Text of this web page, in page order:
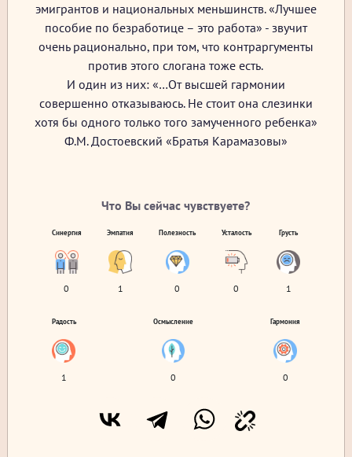
эмигрантов и национальных меньшинств. «Лучшее
пособие по безработице – это работа» - звучит
очень рационально, при том, что контраргументы
против этого слогана тоже есть.
И один из них: «…От высшей гармонии
совершенно отказываюсь. Не стоит она слезинки
хотя бы одного только того замученного ребенка»
Ф.М. Достоевский «Братья Карамазовы»
Что Вы сейчас чувствуете?
Синергия
0
Эмпатия
1
Полезность
0
Усталость
0
Грусть
1
Радость
1
Осмысление
0
Гармония
0